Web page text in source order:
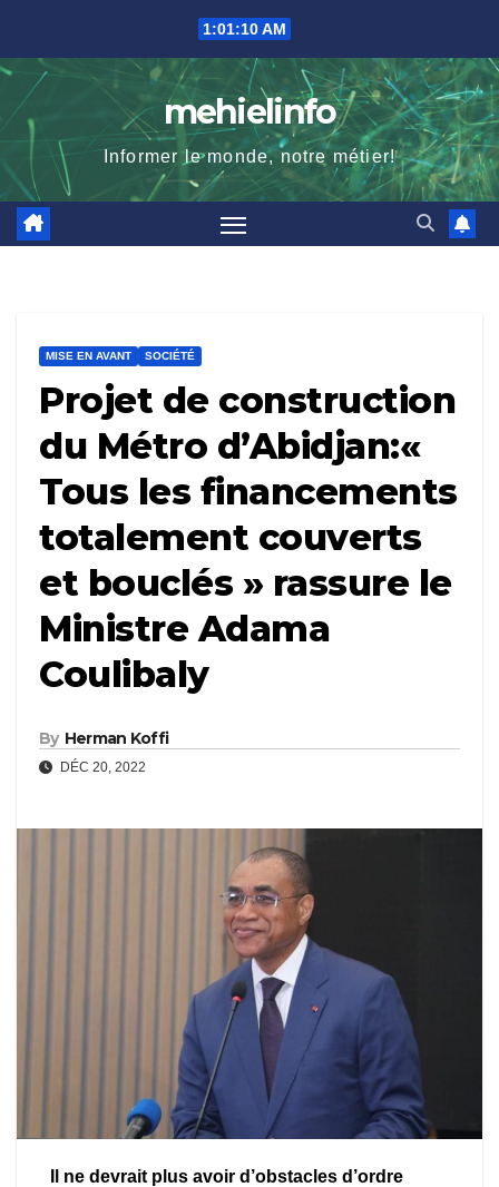
content
1:01:11 AM
mehielinfo
Informer le monde, notre métier!
MISE EN AVANT SOCIÉTÉ
Projet de construction
du Métro d’Abidjan:«
Tous les financements
totalement couverts
et bouclés » rassure le
Ministre Adama
Coulibaly
By Herman Koffi
DÉC 20, 2022
Il ne devrait plus avoir d’obstacles d’ordre